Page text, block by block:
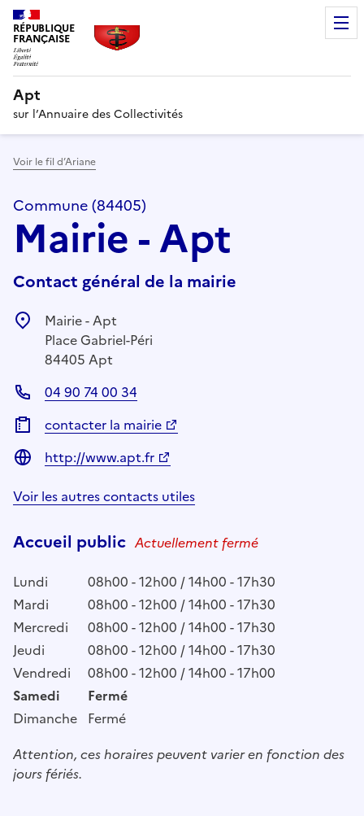
RÉPUBLIQUE
FRANÇAISE
Apt
sur l’Annuaire des Collectivités
Voir le fil d’Ariane
Commune (84405)
Mairie - Apt
Contact général de la mairie
Mairie - Apt
Place Gabriel-Péri
84405 Apt
04 90 74 00 34
contacter la mairie
http://www.apt.fr
Voir les autres contacts utiles
Accueil public Actuellement fermé
Lundi
08h00 - 12h00 / 14h00 - 17h30
Mardi
08h00 - 12h00 / 14h00 - 17h30
Mercredi
08h00 - 12h00 / 14h00 - 17h30
Jeudi
08h00 - 12h00 / 14h00 - 17h30
Vendredi
08h00 - 12h00 / 14h00 - 17h00
Samedi
Fermé
Dimanche Fermé
Attention, ces horaires peuvent varier en fonction des
jours fériés.